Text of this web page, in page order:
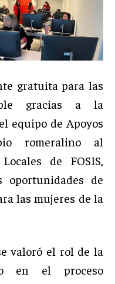
gratuita para las
gracias a la
equipo de Apoyos
romeralino al
de FOSIS,
oportunidades de
las mujeres de la
valoró el rol de la
en el proceso